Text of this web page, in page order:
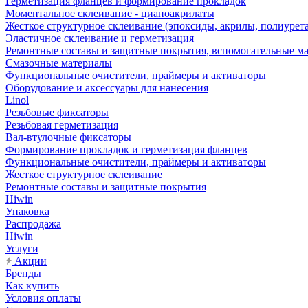
Моментальное склеивание - цианоакрилаты
Жесткое структурное склеивание (эпоксиды, акрилы,
Эластичное склеивание и герметизация
Ремонтные составы и защитные покрытия, вспомогательные
Смазочные материалы
Функциональные очистители, праймеры и активаторы
Оборудование и аксессуары для нанесения
Linol
Резьбовые фиксаторы
Резьбовая герметизация
Вал-втулочные фиксаторы
Формирование прокладок и герметизация фланцев
Функциональные очистители, праймеры и активаторы
Жесткое структурное склеивание
Ремонтные составы и защитные покрытия
Hiwin
Упаковка
Распродажа
Hiwin
Услуги
Акции
Бренды
Как купить
Условия оплаты